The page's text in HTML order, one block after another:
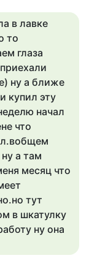
в лавке
то
глаза
ну а ближе
купил эту
начал
что
а там
месяц что
тут
в шкатулку
ну она